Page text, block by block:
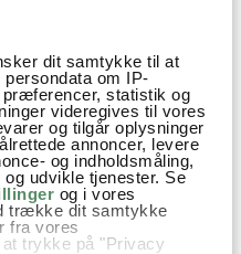
dit samtykke til at
om IP-
statistik og
videregives til vores
og tilgår oplysninger
annoncer, levere
og indholdsmåling,
udvikle tjenester. Se
og i vores
trække dit samtykke
fra vores
trykke på "Privacy
altid gjort og så har hun
Når du så tager dem
man får kolde rysteribs
skyren.